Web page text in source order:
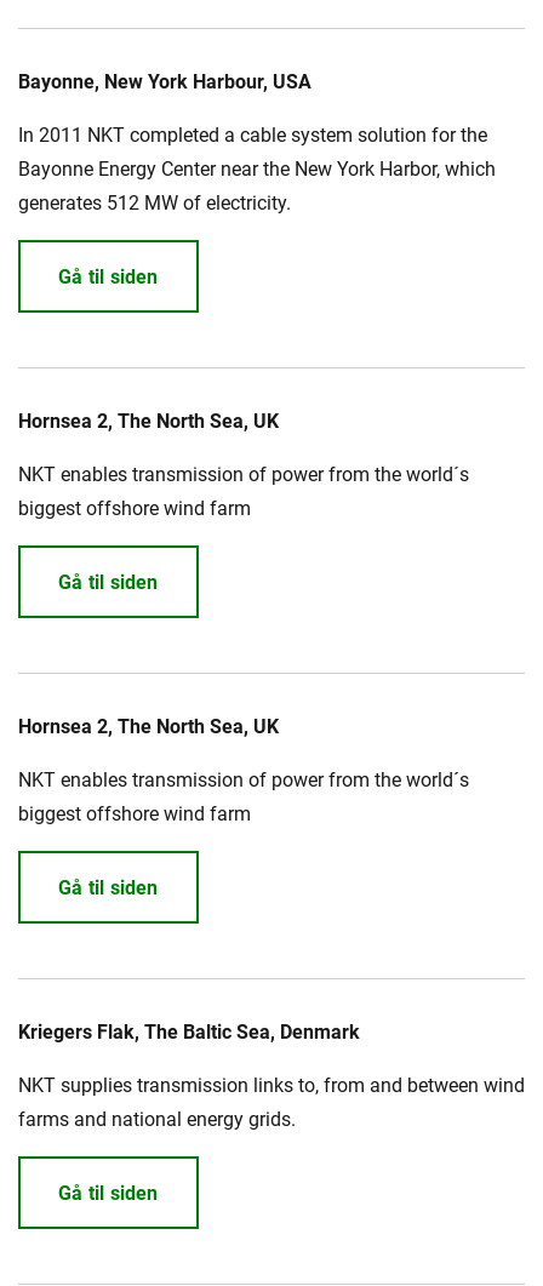
Bayonne, New York Harbour, USA
In 2011 NKT completed a cable system solution for the
Bayonne Energy Center near the New York Harbor, which
generates 512 MW of electricity.
Gå til siden
Hornsea 2, The North Sea, UK
NKT enables transmission of power from the world´s
biggest offshore wind farm
Gå til siden
Hornsea 2, The North Sea, UK
NKT enables transmission of power from the world´s
biggest offshore wind farm
Gå til siden
Kriegers Flak, The Baltic Sea, Denmark
NKT supplies transmission links to, from and between wind
farms and national energy grids.
Gå til siden